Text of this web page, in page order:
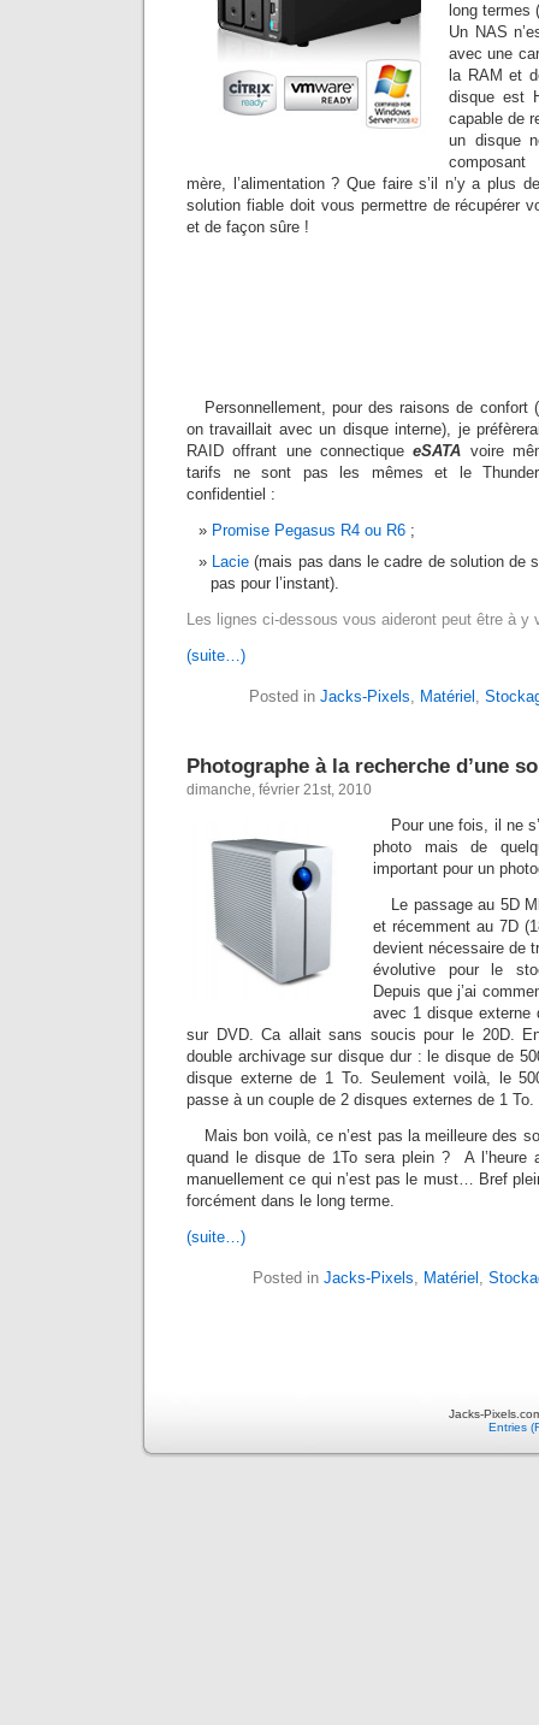
long termes
Un NAS
avec une
la RAM et
disque est
capable de
un disque
mère, l’alimentation ? Que faire s’il n’y a plus
solution fiable doit vous permettre de récupérer
et de façon sûre !
Personnellement, pour des raisons de confort
on travaillait avec un disque interne), je
RAID offrant une connectiqueeSATA voire
tarifs ne sont pas les mêmes et le
confidentiel :
Promise Pegasus R4 ou R6 ;
Lacie (mais pas dans le cadre de solution de
pas pour l’instant).
Les lignes ci-dessous vous aideront peut être à y
(suite…)
Posted in Jacks-Pixels, Matériel ,
Photographe à la recherche d’une
dimanche, février 21st, 2010
Pour une fois, il ne
photo mais de
important pour un
Le passage au 5D
et récemment au 7D
devient nécessaire de
évolutive pour le
Depuis que j’ai
avec 1 disque externe
sur DVD. Ca allait sans soucis pour le 20D.
double archivage sur disque dur : le disque de
disque externe de 1 To. Seulement voilà, le
passe à un couple de 2 disques externes de 1 To.
Mais bon voilà, ce n’est pas la meilleure des
quand le disque de 1To sera plein ? A l’heure
manuellement ce qui n’est pas le must… Bref
forcément dans le long terme.
(suite…)
Posted in Jacks-Pixels, Matériel ,
Jacks-
Entries